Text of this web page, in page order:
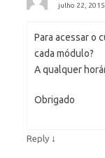
julho 22, 2015
Para acessar o
cada módulo?
A qualquer
Obrigado
Reply ↓